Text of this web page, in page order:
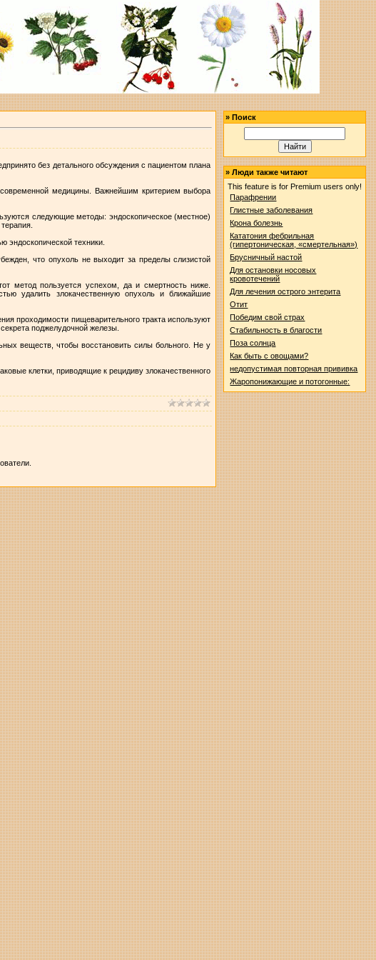
без детального обсуждения с пациентом плана
медицины. Важнейшим критерием выбора
следующие методы: эндоскопическое (местное)
техники.
что опухоль не выходит за пределы слизистой
метод пользуется успехом, да и смертность ниже.
удалить злокачественную опухоль и ближайшие
проходимости пищеварительного тракта используют
поджелудочной железы.
веществ, чтобы восстановить силы больного. Не у
клетки, приводящие к рецидиву злокачественного
»Поиск
»Люди также читают
This feature is for Premium users only!
Парафрении
Глистные заболевания
Крона болезнь
Кататония фебрильная
(гипертоническая, «смертельная»)
Брусничный настой
Для остановки носовых
кровотечений
Для лечения острого энтерита
Отит
Победим свой страх
Стабильность в благости
Поза солнца
Как быть с овощами?
недопустимая повторная прививка
Жаропонижающие и потогонные: